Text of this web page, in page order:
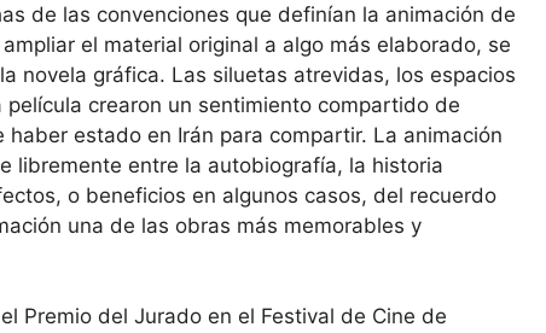
de las convenciones que definían la animación de
el material original a algo más elaborado, se
novela gráfica. Las siluetas atrevidas, los espacios
crearon un sentimiento compartido de
estado en Irán para compartir. La animación
libremente entre la autobiografía, la historia
o beneficios en algunos casos, del recuerdo
una de las obras más memorables y
Premio del Jurado en el Festival de Cine de